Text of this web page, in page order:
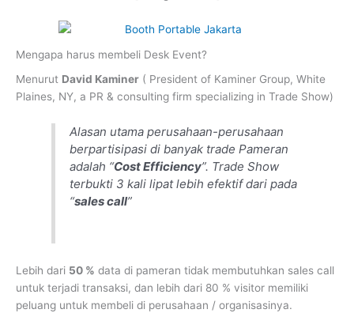
Mengapa harus membeli Desk Event?
Menurut David Kaminer ( President of Kaminer Group, White
Plaines, NY, a PR & consulting firm specializing in Trade Show)
Alasan utama perusahaan-perusahaan
berpartisipasi di banyak trade Pameran
adalah “Cost Efficiency”. Trade Show
terbukti 3 kali lipat lebih efektif dari pada
“sales call”
Lebih dari 50 % data di pameran tidak membutuhkan sales call
untuk terjadi transaksi, dan lebih dari 80 % visitor memiliki
peluang untuk membeli di perusahaan / organisasinya.